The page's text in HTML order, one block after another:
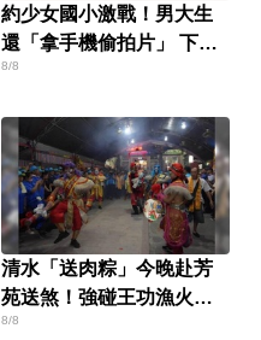
約少女國小激戰！男大生
還「拿手機偷拍片」 下場
慘了
8/8
清水「送肉粽」今晚赴芳
苑送煞！強碰王功漁火節
上千遊客 喪家回應了
8/8